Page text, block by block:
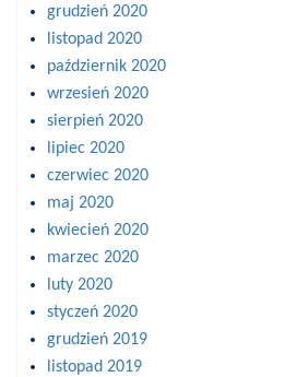
grudzień 2020
listopad 2020
październik 2020
wrzesień 2020
sierpień 2020
lipiec 2020
czerwiec 2020
maj 2020
kwiecień 2020
marzec 2020
luty 2020
styczeń 2020
grudzień 2019
listopad 2019